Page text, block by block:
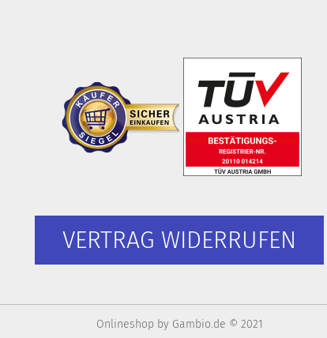
VERTRAG WIDERRUFEN
Onlineshop by Gambio.de © 2021